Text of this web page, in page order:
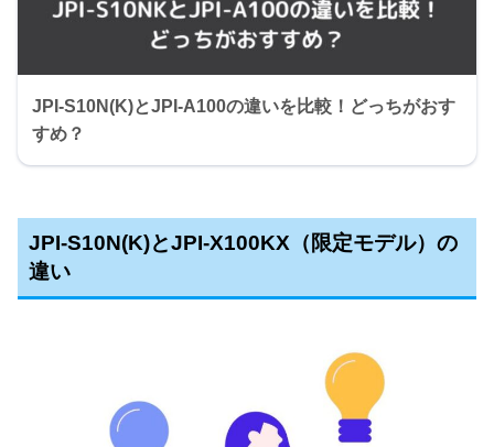
JPI-S10N(K)とJPI-A100の違いを比較！どっちがおす
すめ？
JPI-S10N(K)とJPI-X100KX（限定モデル）の
違い